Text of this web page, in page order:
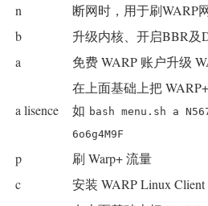
n
断网时，用于刷WARP
b
升级内核、开启BBR及
a
免费 WARP 账户升级
a lisence
在上面基础上把
如 bash menu.sh a
6o6g4M9F
p
刷 Warp+ 流量
c
安装 WARP Linux